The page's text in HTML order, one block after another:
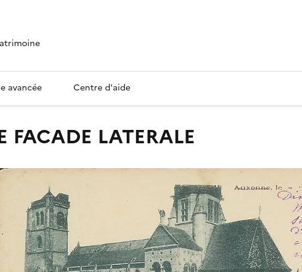
avancée Centre d'aide
FACADE LATERALE